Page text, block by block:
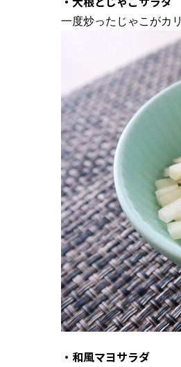
一度炒ったじゃこがカ
・和風マヨサラダ